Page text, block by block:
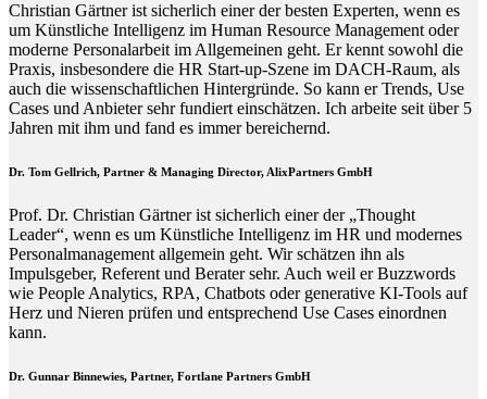
Christian Gärtner ist sicherlich einer der besten Experten, wenn es
um Künstliche Intelligenz im Human Resource Management oder
moderne Personalarbeit im Allgemeinen geht. Er kennt sowohl die
Praxis, insbesondere die HR Start-up-Szene im DACH-Raum, als
auch die wissenschaftlichen Hintergründe. So kann er Trends, Use
Cases und Anbieter sehr fundiert einschätzen. Ich arbeite seit über 5
Jahren mit ihm und fand es immer bereichernd.
Dr. Tom Gellrich, Partner & Managing Director, AlixPartners GmbH
Prof. Dr. Christian Gärtner ist sicherlich einer der „Thought
Leader“, wenn es um Künstliche Intelligenz im HR und modernes
Personalmanagement allgemein geht. Wir schätzen ihn als
Impulsgeber, Referent und Berater sehr. Auch weil er Buzzwords
wie People Analytics, RPA, Chatbots oder generative KI-Tools auf
Herz und Nieren prüfen und entsprechend Use Cases einordnen
kann.
Dr. Gunnar Binnewies, Partner, Fortlane Partners GmbH